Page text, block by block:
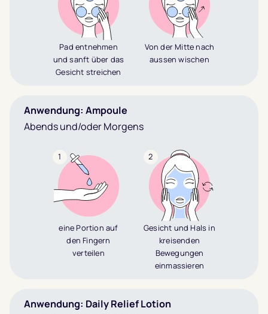
Pad entnehmen
und sanft über das
Gesicht streichen
Von der Mitte nach
aussen wischen
Anwendung: Ampoule
Abends und/oder Morgens
1
eine Portion auf
den Fingern
verteilen
2
Gesicht und Hals in
kreisenden
Bewegungen
einmassieren
Anwendung: Daily Relief Lotion